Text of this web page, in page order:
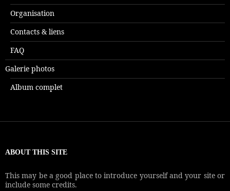
Organisation
Contacts & liens
FAQ
Galerie photos
Album complet
ABOUT THIS SITE
This may be a good place to introduce yourself and your site or
include some credits.